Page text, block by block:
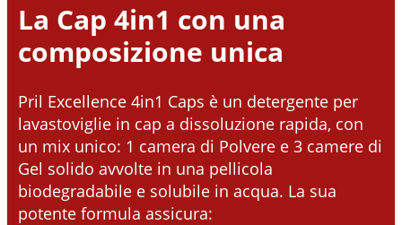
La Cap 4in1 con una
composizione unica
Pril Excellence 4in1 Caps è un detergente per
lavastoviglie in cap a dissoluzione rapida, con
un mix unico: 1 camera di Polvere e 3 camere di
Gel solido avvolte in una pellicola
biodegradabile e solubile in acqua. La sua
potente formula assicura: